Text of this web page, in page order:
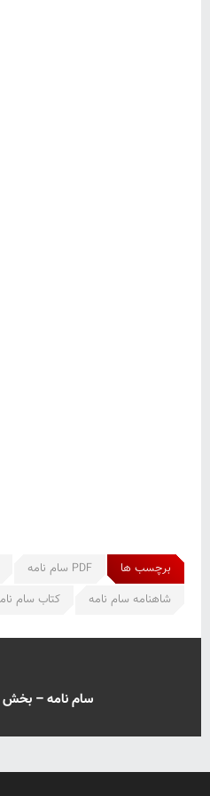
برچسب ها PDF سام نامه
شاهنامه سام نامه
کتاب سام
سام نامه – بخش